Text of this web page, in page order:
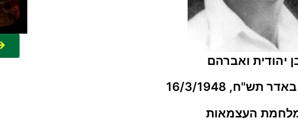
יהודית ואברהם
תש"ח, 16/3/1948
העצמאות